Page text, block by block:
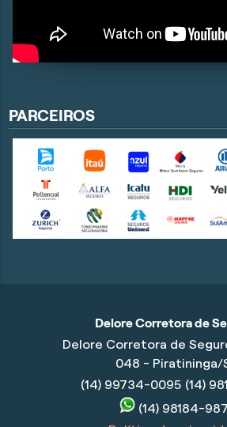
PARCEIROS
Delore Corretora de
Delore Corretora de
048 - Piratininga/
(14) 99734-0095 (14)
(14) 98184-